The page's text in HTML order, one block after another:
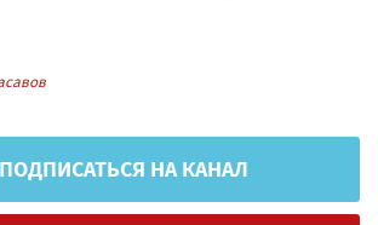
ПОДПИСАТЬСЯ НА КАНАЛ